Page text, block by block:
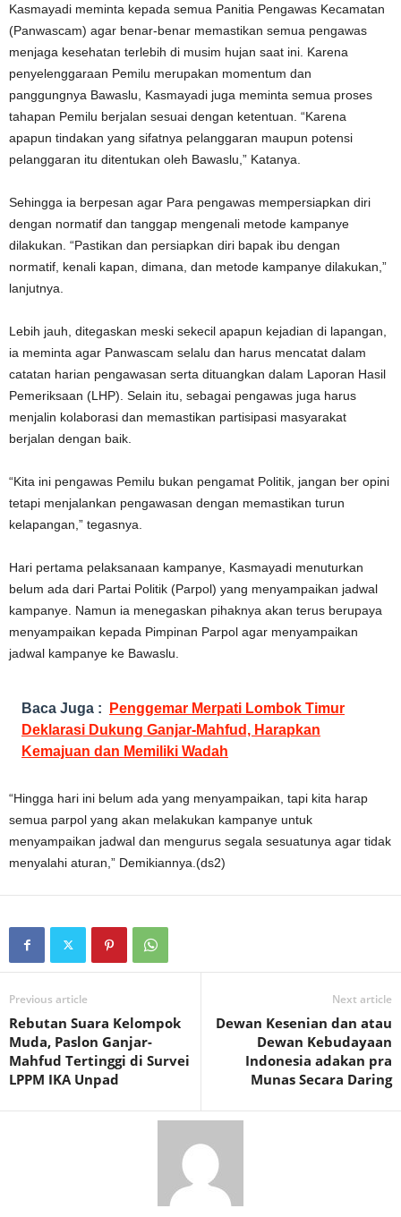
Kasmayadi meminta kepada semua Panitia Pengawas Kecamatan
(Panwascam) agar benar-benar memastikan semua pengawas
menjaga kesehatan terlebih di musim hujan saat ini. Karena
penyelenggaraan Pemilu merupakan momentum dan
panggungnya Bawaslu, Kasmayadi juga meminta semua proses
tahapan Pemilu berjalan sesuai dengan ketentuan. “Karena
apapun tindakan yang sifatnya pelanggaran maupun potensi
pelanggaran itu ditentukan oleh Bawaslu,” Katanya.
Sehingga ia berpesan agar Para pengawas mempersiapkan diri
dengan normatif dan tanggap mengenali metode kampanye
dilakukan. “Pastikan dan persiapkan diri bapak ibu dengan
normatif, kenali kapan, dimana, dan metode kampanye dilakukan,”
lanjutnya.
Lebih jauh, ditegaskan meski sekecil apapun kejadian di lapangan,
ia meminta agar Panwascam selalu dan harus mencatat dalam
catatan harian pengawasan serta dituangkan dalam Laporan Hasil
Pemeriksaan (LHP). Selain itu, sebagai pengawas juga harus
menjalin kolaborasi dan memastikan partisipasi masyarakat
berjalan dengan baik.
“Kita ini pengawas Pemilu bukan pengamat Politik, jangan ber opini
tetapi menjalankan pengawasan dengan memastikan turun
kelapangan,” tegasnya.
Hari pertama pelaksanaan kampanye, Kasmayadi menuturkan
belum ada dari Partai Politik (Parpol) yang menyampaikan jadwal
kampanye. Namun ia menegaskan pihaknya akan terus berupaya
menyampaikan kepada Pimpinan Parpol agar menyampaikan
jadwal kampanye ke Bawaslu.
Baca Juga :
Penggemar Merpati Lombok Timur
Deklarasi Dukung Ganjar-Mahfud, Harapkan
Kemajuan dan Memiliki Wadah
“Hingga hari ini belum ada yang menyampaikan, tapi kita harap
semua parpol yang akan melakukan kampanye untuk
menyampaikan jadwal dan mengurus segala sesuatunya agar tidak
menyalahi aturan,” Demikiannya.(ds2)
Previous article
Rebutan Suara Kelompok
Muda, Paslon Ganjar-
Mahfud Tertinggi di Survei
LPPM IKA Unpad
Next article
Dewan Kesenian dan atau
Dewan Kebudayaan
Indonesia adakan pra
Munas Secara Daring